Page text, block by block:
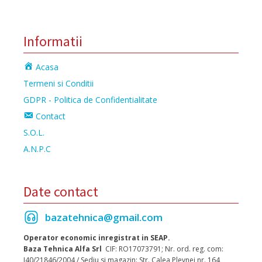
Informatii
Acasa
Termeni si Conditii
GDPR - Politica de Confidentialitate
Contact
S.O.L.
A.N.P.C
Date contact
bazatehnica@gmail.com
Operator economic inregistrat in SEAP.
Baza Tehnica Alfa Srl CIF: RO17073791; Nr. ord. reg. com: